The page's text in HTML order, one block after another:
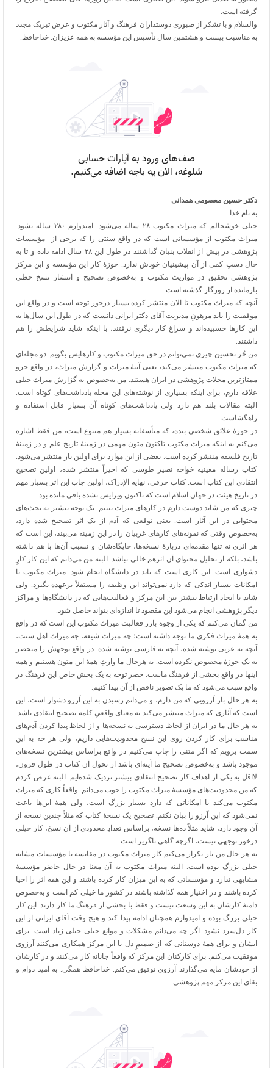
گرفته است.
والسلام و با تشکر از صبوری دوستداران فرهنگ و آثار مکتوب و عرض تبریک مجدد
به مناسبت بیست و هشتمین سال تأسیس این مؤسسه به همه عزیزان. خداحافظ.
دکتر حسین معصومی همدانی
به نام خدا
خیلی خوشحالم که میراث مکتوب ۲۸ ساله می‌شود. امیدوارم ۲۸۰ ساله بشود.
میراث مکتوب از مؤسساتی است که در واقع سنتی را که برخی از مؤسسات
پژوهشی در پیش از انقلاب بنیان گذاشتند در طول این ۲۸ سال ادامه داده و تا به
حال دستِ کمی از آن پیشینیان خودش ندارد. حوزۀ کار این مؤسسه و این مرکز
پژوهشی تحقیق در مواریث مکتوب و به‌خصوص تصحیح و انتشار نسخ خطی
بازمانده از روزگار گذشته است.
آنچه که میراث مکتوب تا الان منتشر کرده بسیار درخور توجه است و در واقع این
موفقیت را باید مرهونِ مدیریت آقای دکتر ایرانی دانست که در طول این سال‌ها به
این کارها چسبیده‌اند و سراغ کار دیگری نرفتند، با اینکه شاید شرایطش را هم
داشتند.
من جُز تحسین چیزی نمی‌توانم در حق میراث مکتوب و کارهایش بگویم. دو مجله‌ای
که میراث مکتوب منتشر می‌کند، یعنی آینۀ میراث و گزارش میراث، در واقع جزو
ممتازترین مجلات پژوهشی در ایران هستند. من به‌خصوص به گزارش میراث خیلی
علاقه دارم، برای اینکه بسیاری از نوشته‌های این مجله یادداشت‌های کوتاه است.
البته مقالات بلند هم دارد ولی یادداشت‌های کوتاه آن بسیار قابل استفاده و
راهگشاست.
در حوزۀ علائق شخصی بنده، که متأسفانه بسیار هم متنوع است، من فقط اشاره
می‌کنم به اینکه میراث مکتوب تاکنون متون مهمی در زمینۀ تاریخ علم و در زمینۀ
تاریخ فلسفه منتشر کرده است. بعضی از این موارد برای اولین بار منتشر می‌شود.
کتاب رساله معینیه خواجه نصیر طوسی که اخیراً منتشر شده، اولین تصحیح
انتقادی این کتاب است. کتاب خرقی، نهایه الإدراک، اولین چاپ این اثر بسیار مهم
در تاریخ هیئت در جهان اسلام است که تاکنون ویرایش نشده باقی مانده بود.
چیزی که من شاید دوست دارم در کارهای میراث ببینم یک توجه بیشتر به بحث‌های
محتوایی در این آثار است. یعنی توقعی که آدم از یک اثر تصحیح شده دارد،
به‌خصوص وقتی که نمونه‌های کارهای غربیان را در این زمینه می‌بیند، این است که
هر اثری نه تنها مقدمه‌ای دربارۀ نسخه‌ها، جایگاه‌شان و نسبتِ آن‌ها با هم داشته
باشد، بلکه از تحلیل محتوای آن اثرهم خالی نباشد. البته من می‌دانم که این کار کارِ
دشواری است. این کاری است که باید در دانشگاه انجام شود. میراث مکتوب با
امکانات بسیار اندکی که دارد نمی‌تواند این وظیفه را مستقلاً برعهده بگیرد. ولی
شاید با ایجاد ارتباط بیشتر بین این مرکز و فعالیت‌هایی که در دانشگاه‌ها و مراکز
دیگر پژوهشی انجام می‌شود این مقصود تا اندازه‌ای بتواند حاصل شود.
من گمان می‌کنم که یکی از وجوه بارز فعالیت میراث مکتوب این است که در واقع
به همۀ میراث فکری ما توجه داشته است؛ چه میراث شیعه، چه میراث اهل سنت،
آنچه به عربی نوشته شده، آنچه به فارسی نوشته شده. در واقع توجهش را منحصر
به یک حوزۀ مخصوص نکرده است. به هرحال ما وارثِ همۀ این متون هستیم و همه
اینها در واقع بخشی از فرهنگ ماست. حصر توجه به یک بخش خاص این فرهنگ در
واقع سبب می‌شود که ما یک تصویر ناقص از آن پیدا کنیم.
به هر حال باز آرزویی که من دارم، و می‌دانم رسیدن به این آرزو دشوار است، این
است که آثاری که میراث منتشر می‌کند به معنای واقعیِ کلمه تصحیح انتقادی باشد.
به هر حال ما در ایران از لحاظ دسترسی به نسخه‌ها و از لحاظ پیدا کردن آدم‌های
مناسب برای کار کردن روی این نسخ محدودیت‌هایی داریم، ولی هر چه به این
سمت برویم که اگر متنی را چاپ می‌کنیم در واقع براساس بیشترین نسخه‌های
موجود باشد و به‌خصوص تصحیح ما آینهای باشد از تحول آن کتاب در طول قرون،
لااقل به یکی از اهداف کار تصحیح انتقادی بیشتر نزدیک شده‌ایم. البته عرض کردم
که من محدودیتهای مؤسسۀ میراث مکتوب را خوب می‌دانم. واقعاً کاری که میراث
مکتوب می‌کند با امکاناتی که دارد بسیار بزرگ است، ولی همۀ این‌ها باعث
نمی‌شود که این آرزو را بیان نکنم. تصحیح یک نسخۀ کتاب که مثلاً چندین نسخه از
آن وجود دارد، شاید مثلاً ده‌ها نسخه، براساس تعدادِ محدودی از آن نسخ، کار خیلی
درخور توجهی نیست، اگرچه گاهی ناگزیر است.
به هر حال من باز تکرار می‌کنم کار میراث مکتوب در مقایسه با مؤسسات مشابه
خیلی بزرگ بوده است. البته میراث مکتوب به آن معنا در حال حاضر مؤسسۀ
مشابهی ندارد و مؤسساتی که به این میزان کار کرده باشند و این همه اثر را احیا
کرده باشند و در اختیار همه گذاشته باشند در کشور ما خیلی کم است و به‌خصوص
دامنۀ کارشان به این وسعت نیست و فقط با بخشی از فرهنگ ما کار دارند. این کار
خیلی بزرگ بوده و امیدوارم همچنان ادامه پیدا کند و هیچ وقت آقای ایرانی از این
کار دل‌سرد نشود. اگر چه می‌دانم مشکلات و موانع خیلی خیلی زیاد است. برای
ایشان و برای همۀ دوستانی که از صمیمِ دل با این مرکز همکاری می‌کنند آرزوی
موفقیت می‌کنم. برای کارکنان این مرکز که واقعاً جانانه کار می‌کنند و در کارشان
از خودشان مایه می‌گذارند آرزوی توفیق می‌کنم. خداحافظ همگی. به امید دوام و
بقای این مرکز مهم پژوهشی.